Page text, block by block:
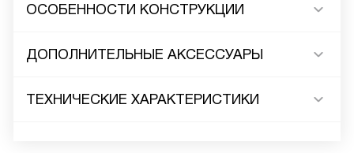
ОСОБЕННОСТИ КОНСТРУКЦИИ
ДОПОЛНИТЕЛЬНЫЕ АКСЕССУАРЫ
ТЕХНИЧЕСКИЕ ХАРАКТЕРИСТИКИ